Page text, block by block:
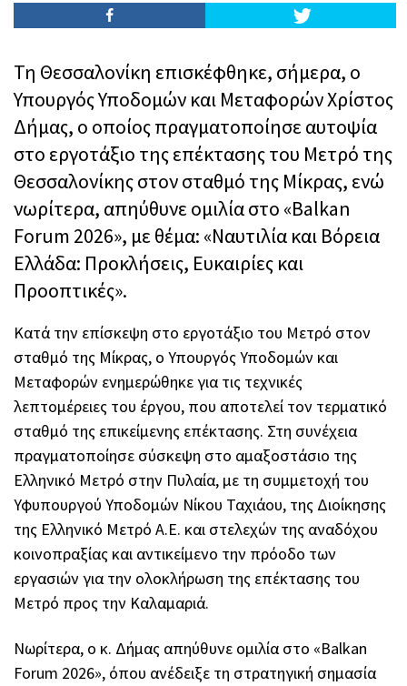
Τη Θεσσαλονίκη επισκέφθηκε, σήμερα, ο
Υπουργός Υποδομών και Μεταφορών Χρίστος
Δήμας, ο οποίος πραγματοποίησε αυτοψία
στο εργοτάξιο της επέκτασης του Μετρό της
Θεσσαλονίκης στον σταθμό της Μίκρας, ενώ
νωρίτερα, απηύθυνε ομιλία στο «Balkan
Forum 2026», με θέμα: «Ναυτιλία και Βόρεια
Ελλάδα: Προκλήσεις, Ευκαιρίες και
Προοπτικές».
Κατά την επίσκεψη στο εργοτάξιο του Μετρό στον
σταθμό της Μίκρας, ο Υπουργός Υποδομών και
Μεταφορών ενημερώθηκε για τις τεχνικές
λεπτομέρειες του έργου, που αποτελεί τον τερματικό
σταθμό της επικείμενης επέκτασης. Στη συνέχεια
πραγματοποίησε σύσκεψη στο αμαξοστάσιο της
Ελληνικό Μετρό στην Πυλαία, με τη συμμετοχή του
Υφυπουργού Υποδομών Νίκου Ταχιάου, της Διοίκησης
της Ελληνικό Μετρό Α.Ε. και στελεχών της αναδόχου
κοινοπραξίας και αντικείμενο την πρόοδο των
εργασιών για την ολοκλήρωση της επέκτασης του
Μετρό προς την Καλαμαριά.
Νωρίτερα, ο κ. Δήμας απηύθυνε ομιλία στο «Balkan
Forum 2026», όπου ανέδειξε τη στρατηγική σημασία